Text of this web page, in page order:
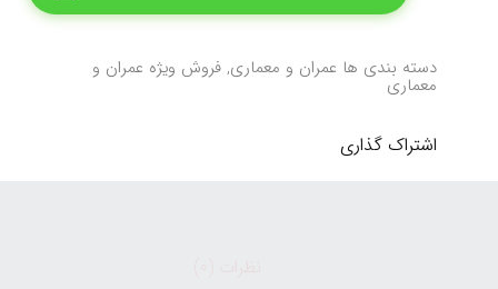
دسته بندی ها عمران و معماری, فروش ویژه عمران و
معماری
اشتراک گذاری